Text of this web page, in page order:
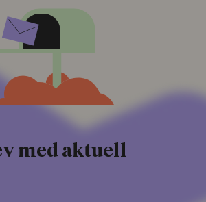
med aktuell